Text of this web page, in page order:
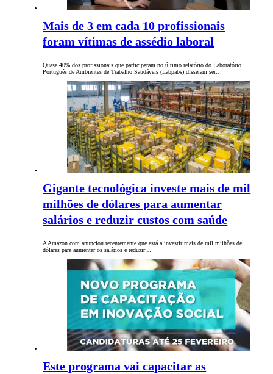
Mais de 3 em cada 10 profissionais
foram vítimas de assédio laboral
Quase 40% dos profissionais que participaram no último relatório do Laboratório
Português de Ambientes de Trabalho Saudáveis (Labpabs) disseram ser…
Gigante tecnológica investe mais de mil
milhões de dólares para aumentar
salários e reduzir custos com saúde
A Amazon.com anunciou recentemente que está a investir mais de mil milhões de
dólares para aumentar os salários e reduzir…
Este programa vai capacitar as